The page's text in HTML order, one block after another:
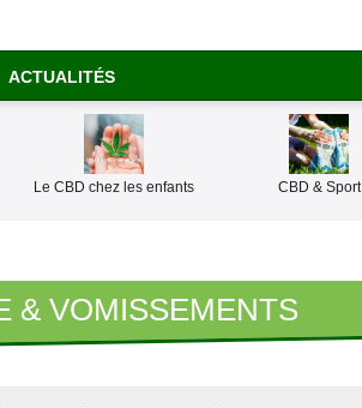
ACTUALITÉS
Le CBD chez les enfants CBD & Sport
& VOMISSEMENTS